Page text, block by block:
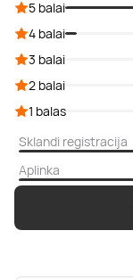
5 balai
4 balai
3 balai
2 balai
1 balas
Sklandi registracija
Aplinka